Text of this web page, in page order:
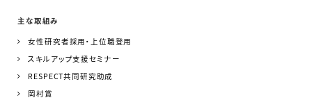
主な取組み
女性研究者採用・上位職登用
スキルアップ支援セミナー
RESPECT共同研究助成
岡村賞